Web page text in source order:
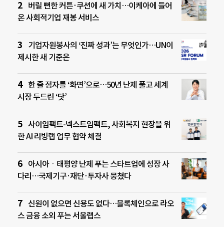
버릴 뻔한 커튼·쿠션에 새 가치…이케아에 들어
온 사회적기업 재봉 서비스
기업자원봉사의 ‘진짜 성과’는 무엇인가…UN이
제시한 새 기준은
한 줄 점자를 ‘화면’으로…50년 난제 풀고 세계
시장 두드린 ‘닷’
사이임팩트-넥스트임팩트, 사회복지 현장을 위
한 AI 리빙랩 업무 협약 체결
아시아ㆍ태평양 난제 푸는 스타트업에 성장 사
다리…국제기구·재단·투자사 뭉쳤다
신원이 없으면 신용도 없다…블록체인으로 라오
스 금융 소외 푸는 서울랩스